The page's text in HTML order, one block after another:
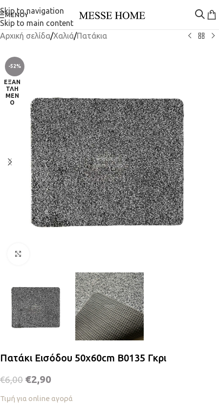
Skip to navigation
Skip to main content
ΜΕΝΟΎ
Αρχική σελίδα/Χαλιά/Πατάκια
-52%
ΕΞΑΝ
ΤΛΗ
ΜΈΝ
Ο
Πατάκι Εισόδου 50x60cm Β0135 Γκρι
€6,00 €2,90
Τιμή για online αγορά